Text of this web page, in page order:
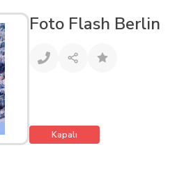
Foto Flash Berlin
Kapalı